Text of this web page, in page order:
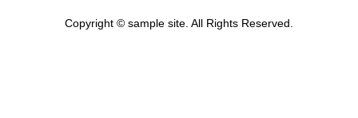
Copyright © sample site. All Rights Reserved.